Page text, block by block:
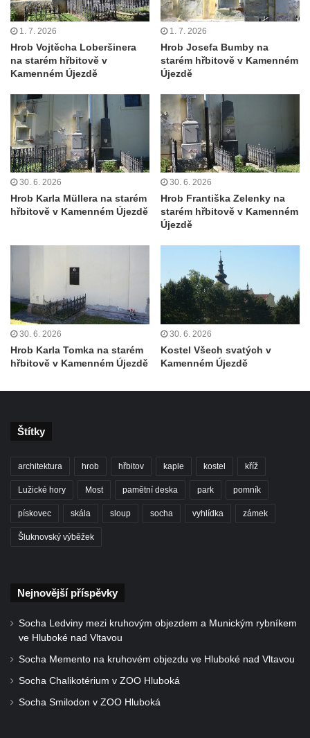
1. 7. 2026
Hrob Vojtěcha Loberšinera
na starém hřbitově v
Kamenném Újezdě
1. 7. 2026
Hrob Josefa Bumby na
starém hřbitově v Kamenném
Újezdě
30. 6. 2026
Hrob Karla Müllera na starém
hřbitově v Kamenném Újezdě
30. 6. 2026
Hrob Františka Zelenky na
starém hřbitově v Kamenném
Újezdě
30. 6. 2026
Hrob Karla Tomka na starém
hřbitově v Kamenném Újezdě
30. 6. 2026
Kostel Všech svatých v
Kamenném Újezdě
Štítky
architektura hrob hřbitov kaple kostel kříž
Lužické hory Most pamětní deska park pomník
pískovec skála sloup socha vyhlídka zámek
Šluknovský výběžek
Nejnovější příspěvky
Socha Ledviny mezi kruhovým objezdem a Munickým rybníkem
ve Hluboké nad Vltavou
Socha Memento na kruhovém objezdu ve Hluboké nad Vltavou
Socha Chalikotérium v ZOO Hluboká
Socha Smilodon v ZOO Hluboká